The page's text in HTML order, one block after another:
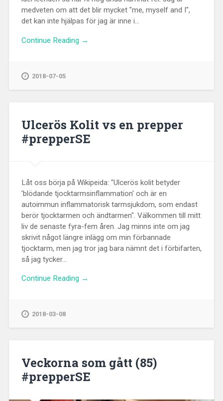
medveten om att det blir mycket "me, myself and I",
det kan inte hjälpas för jag är inne i...
Continue Reading →
2018-07-05
Ulcerös Kolit vs en prepper
#prepperSE
Låt oss börja på Wikipeida: "Ulcerös kolit betyder
'blödande tjocktarmsinflammation' och är en
autoimmun inflammatorisk tarmsjukdom, som endast
berör tjocktarmen och ändtarmen". Välkommen till mitt
liv de senaste fyra-fem åren. Jag minns inte om jag
skrivit något längre inlägg om min förbannade
tjocktarm, men jag tror jag bara nämnt det i förbifarten,
så jag tycker...
Continue Reading →
2018-03-08
Veckorna som gått (85)
#prepperSE